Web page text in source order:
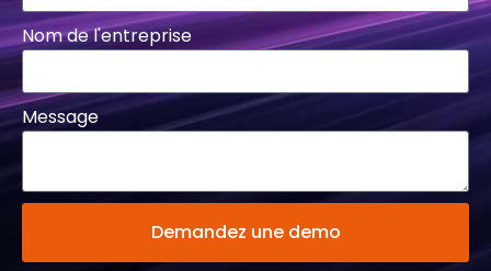
Nom de l'entreprise
Message
Demandez une demo